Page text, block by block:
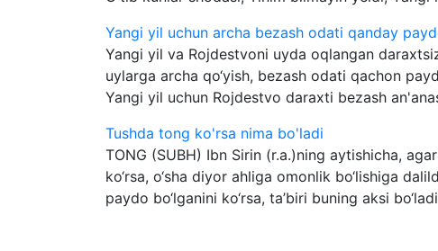
Yangi yil uchun archa bezash odati qanday
Yangi yil va Rojdestvoni uyda oqlangan
uylarga archa qo‘yish, bezash odati qachon
Yangi yil uchun Rojdestvo daraxti bezash
Tushda tong ko'rsa nima bo'ladi
TONG (SUBH) Ibn Sirin (r.a.)ning aytishicha,
ko‘rsa, o‘sha diyor ahliga omonlik bo‘lishiga
paydo bo‘lganini ko‘rsa, ta’biri buning aksi